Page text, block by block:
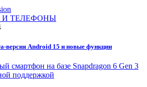
ТЕЛЕФОНЫ
версия Android 15 и новые функции